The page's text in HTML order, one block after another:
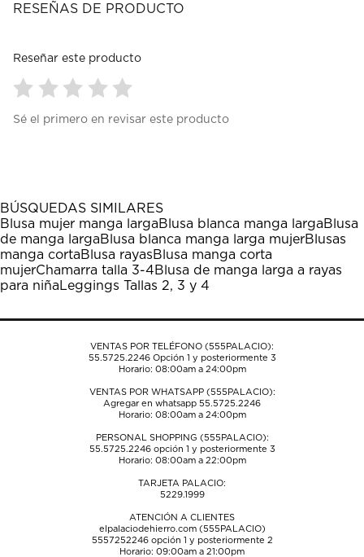
RESEÑAS DE PRODUCTO
Reseñar este producto
para
1
estrella
Esta
acción
abrirá
el
formulario
envío.
para
estrellas.
Esta
acción
abrirá
el
formulario
envío.
para
estrellas.
Esta
acción
abrirá
el
formulario
envío.
para
estrellas.
Esta
acción
abrirá
el
formulario
envío.
para
estrellas.
Esta
acción
abrirá
el
formulario
envío.
Sé el primero en revisar este producto
BÚSQUEDAS SIMILARES
Blusa mujer manga largaBlusa blanca manga largaBlusa
de manga largaBlusa blanca manga larga mujerBlusas
manga cortaBlusa rayasBlusa manga corta
mujerChamarra talla 3-4Blusa de manga larga a rayas
para niña Leggings Tallas 2, 3 y 4
VENTAS POR TELÉFONO (555PALACIO):
55.5725.2246Opción 1 y posteriormente 3
Horario: 08:00am a 24:00pm
VENTAS POR WHATSAPP (555PALACIO):
Agregar en whatsapp 55.5725.2246
Horario: 08:00am a 24:00pm
PERSONAL SHOPPING (555PALACIO):
55.5725.2246opción 1 y posteriormente 3
Horario: 08:00am a 22:00pm
TARJETA PALACIO:
5229.1999
ATENCIÓN A CLIENTES
elpalaciodehierro.com (555PALACIO)
5557252246opción 1 y posteriormente 2
Horario: 09:00am a 21:00pm